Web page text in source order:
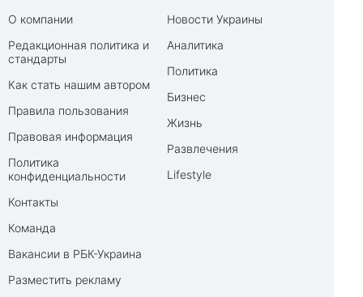
О компании
Редакционная политика и
стандарты
Как стать нашим автором
Правила пользования
Правовая информация
Политика
конфиденциальности
Контакты
Команда
Вакансии в РБК-Украина
Разместить рекламу
Новости Украины
Аналитика
Политика
Бизнес
Жизнь
Развлечения
Lifestyle